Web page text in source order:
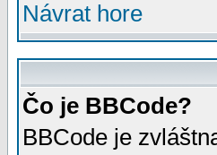
Návrat hore
Čo je BBCode?
BBCode je